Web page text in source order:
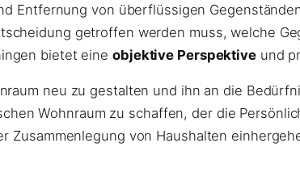
Entfernung von überflüssigen
getroffen werden muss, welche
bietet eine objektive Perspektiveund
neu zu gestalten und ihn an die
Wohnraum zu schaffen, der die
Zusammenlegung von Haushalten